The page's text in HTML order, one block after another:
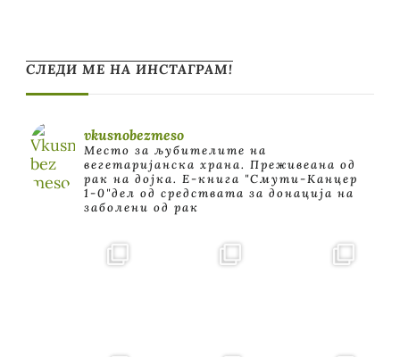
СЛЕДИ МЕ НА ИНСТАГРАМ!
vkusnobezmeso
Место за љубителите на
вегетаријанска храна. Преживеана од
рак на дојка. E-книга "Смути-Канцер
1-0"дел од средствата за донација на
заболени од рак